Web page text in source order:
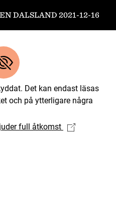
DALSLAND 2021-12-16
Det kan endast läsas
och på ytterligare några
full åtkomst